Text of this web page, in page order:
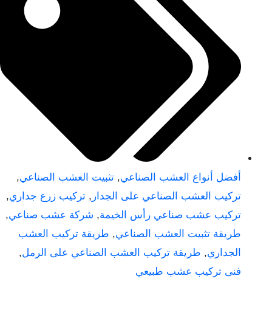
أفضل أنواع العشب الصناعي, تثبيت العشب الصناعي,
تركيب العشب الصناعي على الجدار , تركيب زرع جداري,
تركيب عشب صناعي رأس الخيمة, شركة عشب صناعي,
طريقة تثبيت العشب الصناعي, طريقة تركيب العشب
الجداري, طريقة تركيب العشب الصناعي على الرمل,
فنى تركيب عشب طبيعي